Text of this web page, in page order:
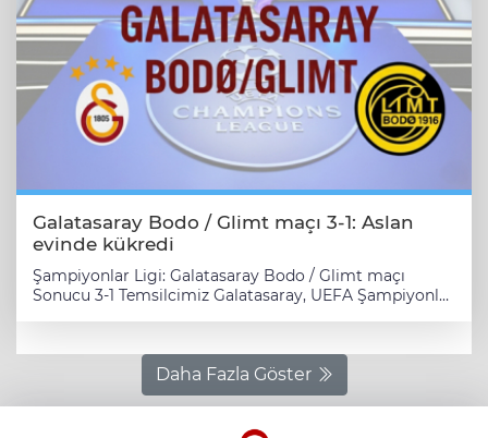
Galatasaray Bodo / Glimt maçı 3-1: Aslan
evinde kükredi
Şampiyonlar Ligi: Galatasaray Bodo / Glimt maçı
Sonucu 3-1 ​Temsilcimiz Galatasaray, UEFA Şampiyonlar
Ali Sami Yen Spor Kompleksi RAMS Park'ta dün (22
Ekim 2025) akşamı oynanan kritik Galatasaray Bodo /
Glimt maçı, sarı-kırmızılı ekibin 3-1'lik net üstünlüğüyle
tamamlandı. Victor Osimhen'in iki golle yıldızlaştığı
gecede diğer gol Yunus Akgün'den gelirken, bu
Daha Fazla Göster